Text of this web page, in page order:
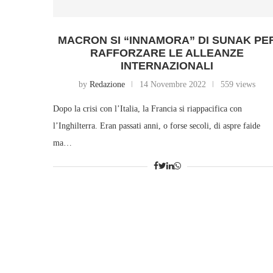
MACRON SI “INNAMORA” DI SUNAK
RAFFORZARE LE ALLEANZE
INTERNAZIONALI
byRedazione 14 Novembre 2022 559 views
Dopo la crisi con l’Italia, la Francia si riappacifica con
l’Inghilterra. Eran passati anni, o forse secoli, di aspre faide
ma…